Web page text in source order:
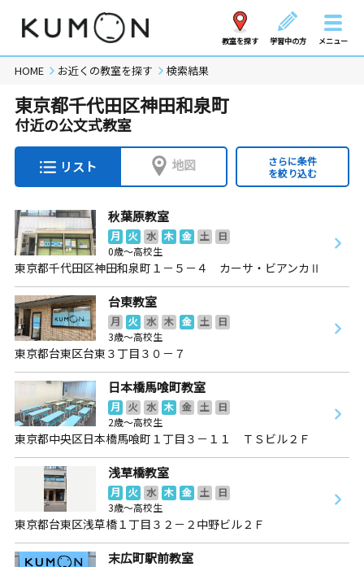
教室を探す 学習中の方 メニュー
HOME お近くの教室を探す 検索結果
東京都千代田区神田和泉町
付近の公文式教室
リスト 地図
さらに条件
を絞り込む
秋葉原教室
月 火 水 木 金 土
日
0歳～高校生
東京都千代田区神田和泉町１－５－４ カーサ・ビアンカⅡ
台東教室
月 火 水 木 金 土
日
3歳～高校生
東京都台東区台東３丁目３０－７
日本橋馬喰町教室
月 火 水 木 金 土
日
2歳～高校生
東京都中央区日本橋馬喰町１丁目３－１１ ＴＳビル２Ｆ
浅草橋教室
月 火 水 木 金 土
日
3歳～高校生
東京都台東区浅草橋１丁目３２－２中野ビル２Ｆ
末広町駅前教室